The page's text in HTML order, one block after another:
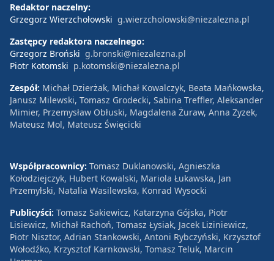
Redaktor naczelny:
Grzegorz Wierzchołowski g.wierzcholowski@niezalezna.pl
Zastępcy redaktora naczelnego:
Grzegorz Broński g.bronski@niezalezna.pl
Piotr Kotomski p.kotomski@niezalezna.pl
Zespół: Michał Dzierżak, Michał Kowalczyk, Beata Mańkowska,
Janusz Milewski, Tomasz Grodecki, Sabina Treffler, Aleksander
Mimier, Przemysław Obłuski, Magdalena Żuraw, Anna Zyzek,
Mateusz Mol, Mateusz Święcicki
Współpracownicy: Tomasz Duklanowski, Agnieszka
Kołodziejczyk, Hubert Kowalski, Mariola Łukawska, Jan
Przemyłski, Natalia Wasilewska, Konrad Wysocki
Publicyści: Tomasz Sakiewicz, Katarzyna Gójska, Piotr
Lisiewicz, Michał Rachoń, Tomasz Łysiak, Jacek Liziniewicz,
Piotr Nisztor, Adrian Stankowski, Antoni Rybczyński, Krzysztof
Wołodźko, Krzysztof Karnkowski, Tomasz Teluk, Marcin